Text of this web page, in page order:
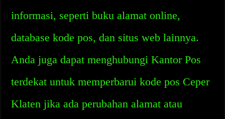
informasi, seperti buku alamat online,
database kode pos, dan situs web lainnya.
Anda juga dapat menghubungi Kantor Pos
terdekat untuk memperbarui kode pos Ceper
Klaten jika ada perubahan alamat atau